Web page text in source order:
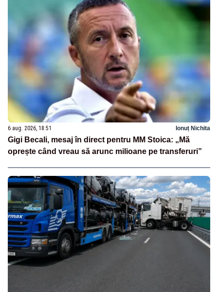
6 aug. 2026, 18:51 Ionuț Nichita
Gigi Becali, mesaj în direct pentru MM Stoica: „Mă
oprește când vreau să arunc milioane pe transferuri”